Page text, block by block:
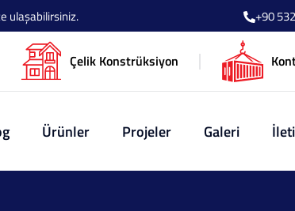
ulaşabilirsiniz. +90
Çelik Konstrüksiyon
Ürünler Projeler Galeri